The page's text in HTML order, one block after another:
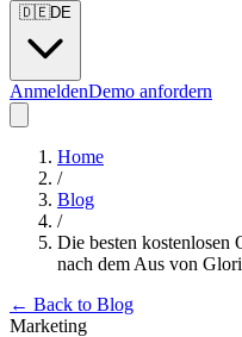
🇩🇪DE
AnmeldenDemo anfordern
Home
/
Blog
/
Die besten kostenlosen
nach dem Aus von
← Back to Blog
Marketing